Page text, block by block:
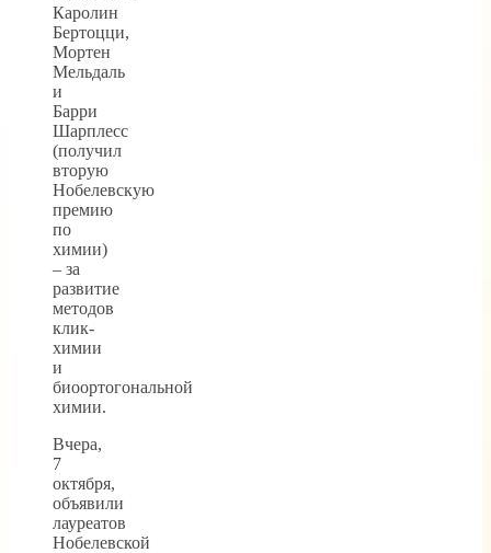
Каролин
Бертоцци,
Мортен
Мельдаль
и
Барри
Шарплесс
(получил
вторую
Нобелевскую
премию
по
химии)
– за
развитие
методов
клик-
химии
и
биоортогональной
химии.
Вчера,
7
октября,
объявили
лауреатов
Нобелевской